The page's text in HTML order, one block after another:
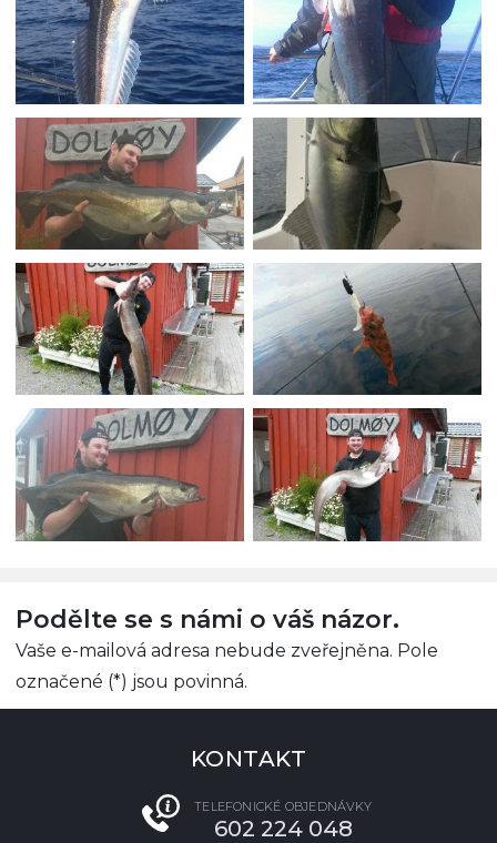
Podělte se s námi o váš názor.
Vaše e-mailová adresa nebude zveřejněna. Pole
označené (*) jsou povinná.
KONTAKT
TELEFONICKÉ OBJEDNÁVKY
602 224 048